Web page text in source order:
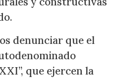
denunciar que el
que ejercen la